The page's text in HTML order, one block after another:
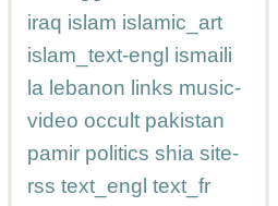
iraq islam islamic_art
islam_text-engl ismaili
la lebanon links music-
video occult pakistan
pamir politics shia site-
rss text_engl text_fr